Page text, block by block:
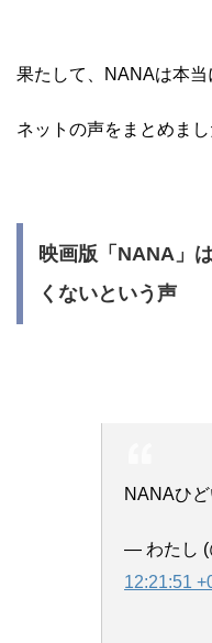
果たして、NANAは本当
ネットの声をまとめまし
映画版「NANA」
くないという声
NANAひど
— わたし
12:21:51